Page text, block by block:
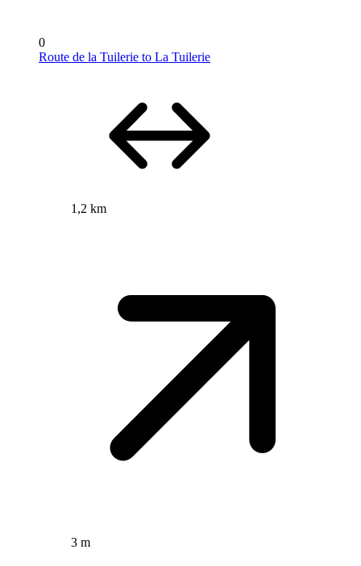
0
Route de la Tuilerie to La Tuilerie
1,2 km
3 m